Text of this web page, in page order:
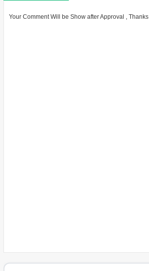
Your Comment Will be Show after Approval , Thanks